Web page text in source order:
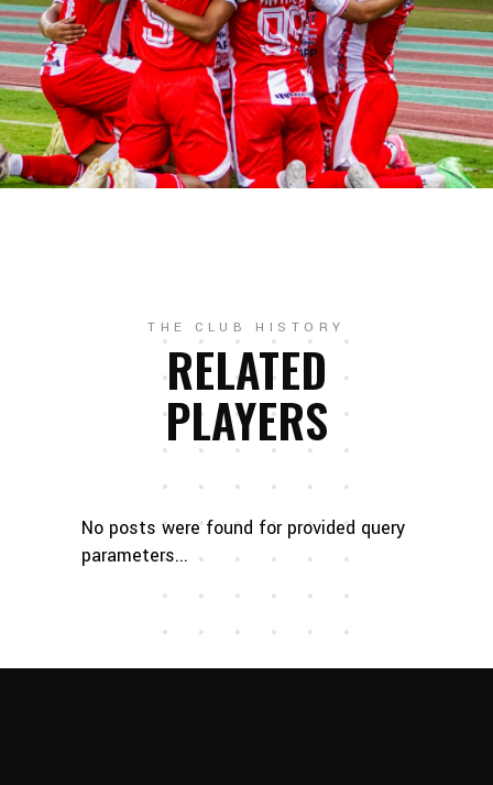
THE CLUB HISTORY
RELATED
PLAYERS
No posts were found for provided query
parameters...